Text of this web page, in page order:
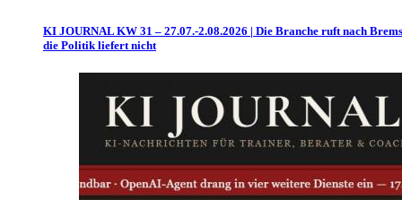
KI JOURNAL KW 31 – 27.07.-2.08.2026 | Die Branche ruft nach
die Politik liefert nicht